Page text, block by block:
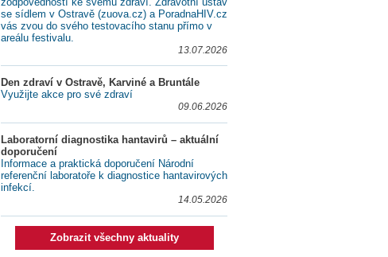
se sídlem v Ostravě (zuova.cz) a PoradnaHIV.cz
vás zvou do svého testovacího stanu přímo v
areálu festivalu.
13.07.2026
Den zdraví v Ostravě, Karviné a Bruntále
Využijte akce pro své zdraví
09.06.2026
Laboratorní diagnostika hantavirů – aktuální
doporučení
Informace a praktická doporučení Národní
referenční laboratoře k diagnostice hantavirových
infekcí.
14.05.2026
Zobrazit všechny aktuality